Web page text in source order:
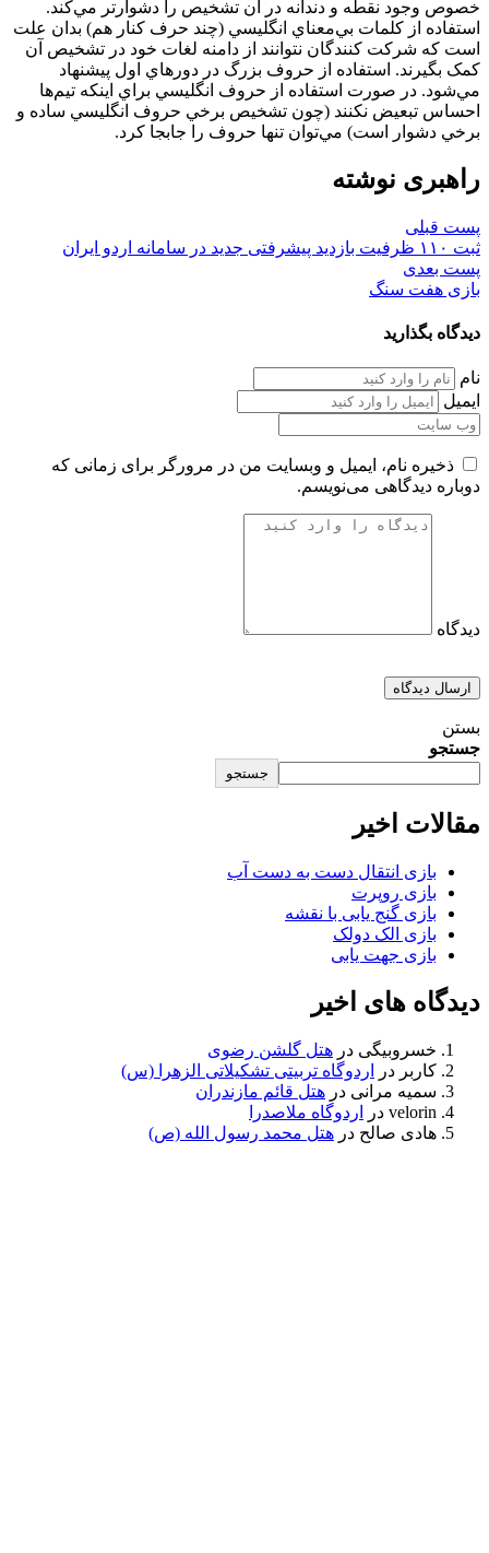
خصوص وجود نقطه و دندانه در آن تشخيص را دشوارتر مي‌کند.
استفاده از کلمات بي‌معناي انگليسي (چند حرف کنار هم) بدان علت
است که شرکت کنندگان نتوانند از دامنه لغات خود در تشخيص آن
کمک بگيرند. استفاده از حروف بزرگ در دورهاي اول پيشنهاد
مي‌شود. در صورت استفاده از حروف انگليسي براي اينکه تيم‌ها
احساس تبعيض نکنند (چون تشخيص برخي حروف انگليسي ساده و
برخي دشوار است) مي‌توان تنها حروف را جابجا کرد.
راهبری نوشته
پست قبلی
ثبت ۱۱۰ ظرفیت بازدید پیشرفتی جدید در سامانه اردو ایران
پست بعدی
بازی هفت سنگ
دیدگاه بگذارید
نام
ایمیل
ذخیره نام، ایمیل و وبسایت من در مرورگر برای زمانی که
دوباره دیدگاهی می‌نویسم.
دیدگاه
بستن
جستجو
جستجو
مقالات اخیر
بازی انتقال دست به دست آب
بازی روپرت
بازی گنج یابی با نقشه
بازی الک دولک
بازی جهت یابی
دیدگاه های اخیر
خسروبیگی در هتل گلشن رضوی
کاربر در
اردوگاه تربیتی تشکیلاتی الزهرا (س)
سمیه مرانی در هتل قائم مازندران
velorin در
اردوگاه ملاصدرا
هادی صالح در هتل محمد رسول الله (ص)